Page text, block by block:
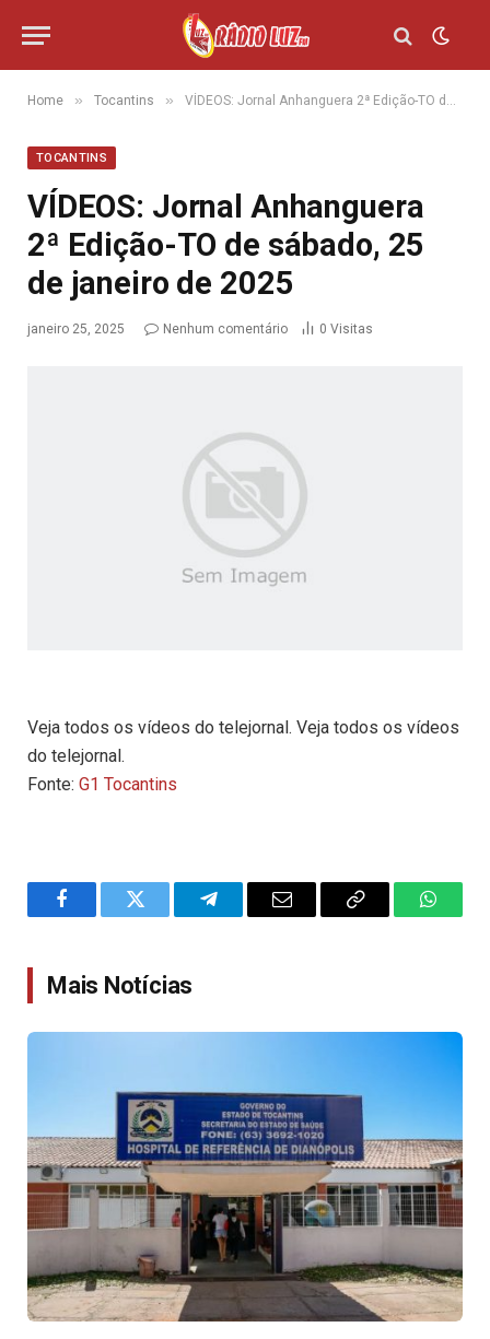
Home » Tocantins » VÍDEOS: Jornal Anhanguera 2ª Edição-TO de sábado, 25 de janeiro de 2025
TOCANTINS
VÍDEOS: Jornal Anhanguera
2ª Edição-TO de sábado, 25
de janeiro de 2025
janeiro 25, 2025 Nenhum comentário 0 Visitas
Veja todos os vídeos do telejornal. Veja todos os vídeos
do telejornal.
Fonte: G1 Tocantins
FacebookTwitter TelegramEmail
Copy
Mais Notícias